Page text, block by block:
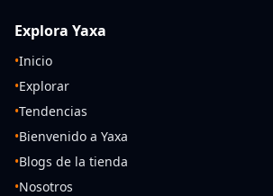
Explora Yaxa
•Inicio
•Explorar
•Tendencias
•Bienvenido a Yaxa
•Blogs de la tienda
•Nosotros